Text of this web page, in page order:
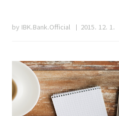
by IBK.Bank.Official 2015. 12. 1.